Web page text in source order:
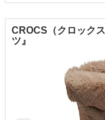
CROCS（クロック
ツ』